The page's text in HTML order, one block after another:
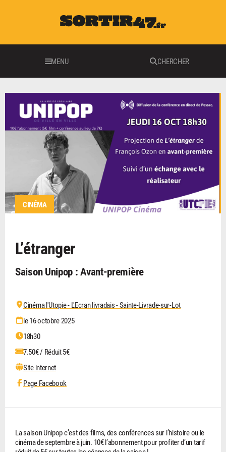
MENU CHERCHER
CINÉMA
L’étranger
Saison Unipop : Avant-première
Cinéma l'Utopie - L'Ecran livradais - Sainte-Livrade-sur-Lot
le 16 octobre 2025
18h30
7.50€ / Réduit 5€
Site internet
Page Facebook
La saison Unipop c’est des films, des conférences sur l’histoire ou le
cinéma de septembre à juin. 10€ l’abonnement pour profiter d’un tarif